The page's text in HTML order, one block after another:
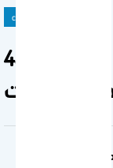
course
433حسب/
والمهارية